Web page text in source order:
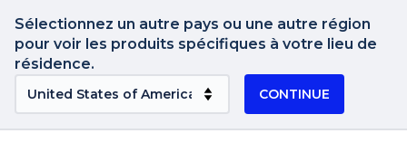
Sélectionnez un autre pays ou une autre région
pour voir les produits spécifiques à votre lieu de
résidence.
CONTINUE